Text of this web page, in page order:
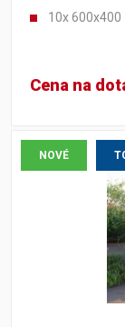
10x 600x400
Cena na
NOVÉ